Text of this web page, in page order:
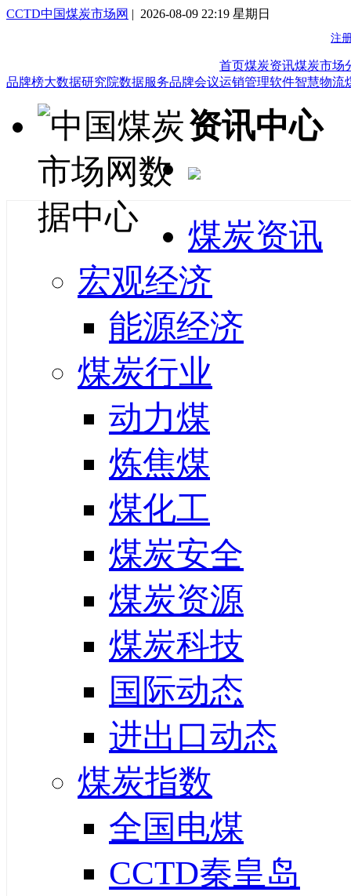
CCTD中国煤炭市场网 | 2026-08-09 22:19 星期日
首页煤炭资讯煤炭市场
品牌榜大数据研究院数据服务品牌会议运销管理软件智慧物流
资讯中心
煤炭资讯
宏观经济
能源经济
煤炭行业
动力煤
炼焦煤
煤化工
煤炭安全
煤炭资源
煤炭科技
国际动态
进出口动态
煤炭指数
全国电煤
CCTD秦皇岛